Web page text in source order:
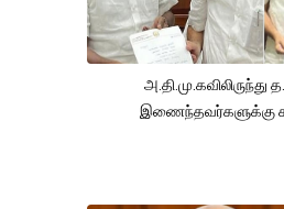
அ.தி.மு.கவிலிருந்து
இணைந்தவர்களுக்கு